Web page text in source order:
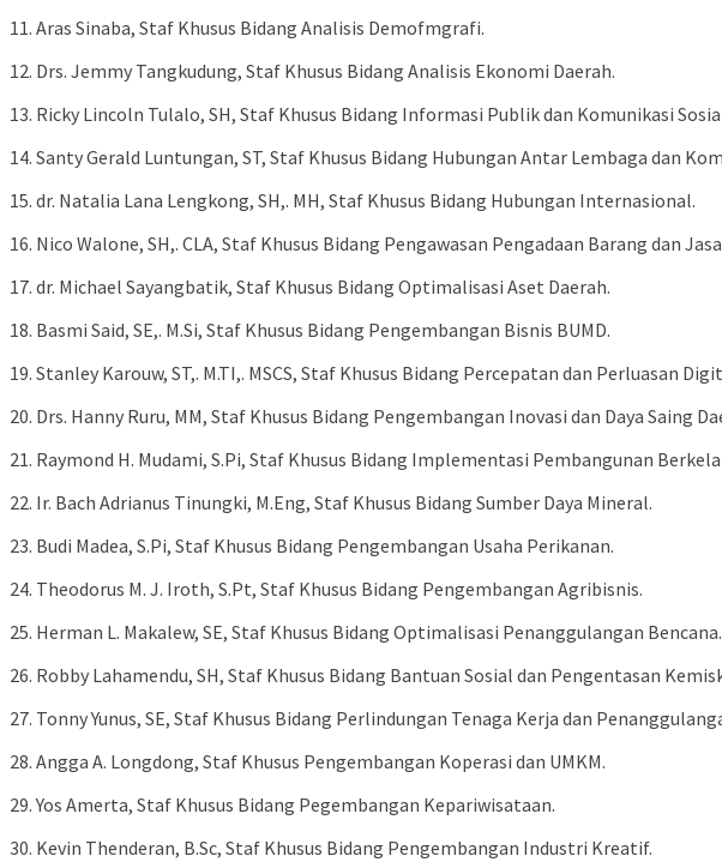
11. Aras Sinaba, Staf Khusus Bidang Analisis Demofmgrafi.
12. Drs. Jemmy Tangkudung, Staf Khusus Bidang Analisis Ekonomi Daerah.
13. Ricky Lincoln Tulalo, SH, Staf Khusus Bidang Informasi Publik dan Komunikasi
14. Santy Gerald Luntungan, ST, Staf Khusus Bidang Hubungan Antar Lembaga dan
15. dr. Natalia Lana Lengkong, SH,. MH, Staf Khusus Bidang Hubungan Internasional.
16. Nico Walone, SH,. CLA, Staf Khusus Bidang Pengawasan Pengadaan Barang dan
17. dr. Michael Sayangbatik, Staf Khusus Bidang Optimalisasi Aset Daerah.
18. Basmi Said, SE,. M.Si, Staf Khusus Bidang Pengembangan Bisnis BUMD.
19. Stanley Karouw, ST,. M.TI,. MSCS, Staf Khusus Bidang Percepatan dan Perluasan
20. Drs. Hanny Ruru, MM, Staf Khusus Bidang Pengembangan Inovasi dan Daya Saing
21. Raymond H. Mudami, S.Pi, Staf Khusus Bidang Implementasi Pembangunan
22. Ir. Bach Adrianus Tinungki, M.Eng, Staf Khusus Bidang Sumber Daya Mineral.
23. Budi Madea, S.Pi, Staf Khusus Bidang Pengembangan Usaha Perikanan.
24. Theodorus M. J. Iroth, S.Pt, Staf Khusus Bidang Pengembangan Agribisnis.
25. Herman L. Makalew, SE, Staf Khusus Bidang Optimalisasi Penanggulangan Bencana.
26. Robby Lahamendu, SH, Staf Khusus Bidang Bantuan Sosial dan Pengentasan
27. Tonny Yunus, SE, Staf Khusus Bidang Perlindungan Tenaga Kerja dan
28. Angga A. Longdong, Staf Khusus Pengembangan Koperasi dan UMKM.
29. Yos Amerta, Staf Khusus Bidang Pegembangan Kepariwisataan.
30. Kevin Thenderan, B.Sc, Staf Khusus Bidang Pengembangan Industri Kreatif.